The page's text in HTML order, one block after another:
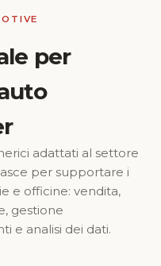
per
adattati al settore
per supportare i
e officine: vendita,
gestione
e analisi dei dati.